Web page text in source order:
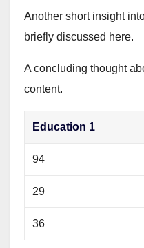
Another short insight
briefly discussed here.
A concluding thought
content.
Education 1
94
29
36